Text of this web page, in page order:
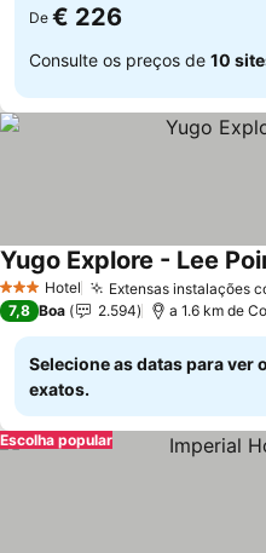
De € 226
Consulte os preços de 10
3 EstrelasHotel Extensas instalações
Yugo Explore - Lee
7,8 Boa 2.594 a 1.6 km de
Selecione as datas para ver
exatos.
Escolha popular